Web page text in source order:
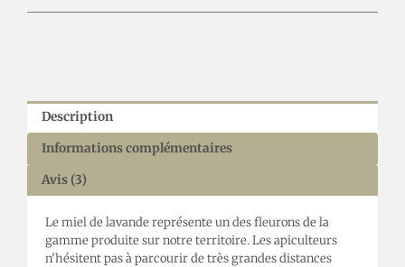
Description
Informations complémentaires
Avis (3)
Le miel de lavande représente un des fleurons de la
gamme produite sur notre territoire. Les apiculteurs
n’hésitent pas à parcourir de très grandes distances